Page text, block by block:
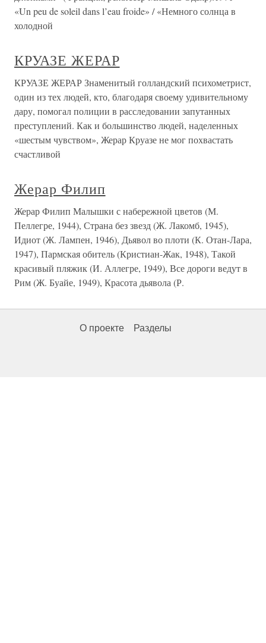
«Un peu de soleil dans l’eau froide» / «Немного солнца в
холодной
КРУАЗЕ ЖЕРАР
КРУАЗЕ ЖЕРАР Знаменитый голландский психометрист,
один из тех людей, кто, благодаря своему удивительному
дару, помогал полиции в расследовании запутанных
преступлений. Как и большинство людей, наделенных
«шестым чувством», Жерар Круазе не мог похвастать
счастливой
Жерар Филип
Жерар Филип Малышки с набережной цветов (М.
Пеллегре, 1944), Страна без звезд (Ж. Лакомб, 1945),
Идиот (Ж. Лампен, 1946), Дьявол во плоти (К. Отан-Лара,
1947), Пармская обитель (Кристиан-Жак, 1948), Такой
красивый пляжик (И. Аллегре, 1949), Все дороги ведут в
Рим (Ж. Буайе, 1949), Красота дьявола (Р.
О проекте Разделы